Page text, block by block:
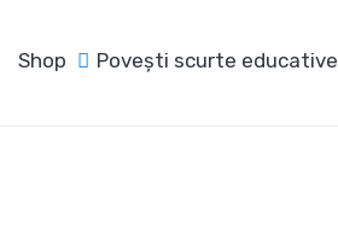
Shop Povești scurte educative